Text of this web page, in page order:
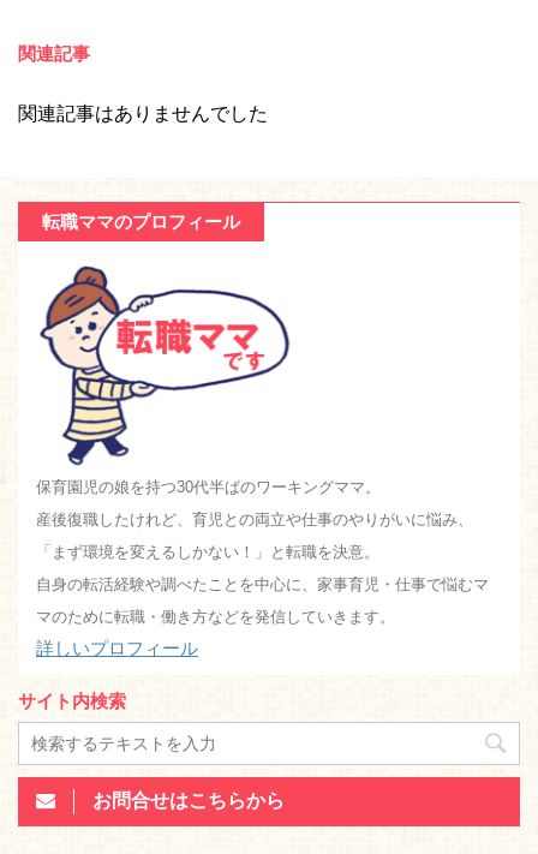
関連記事
関連記事はありませんでした
転職ママのプロフィール
保育園児の娘を持つ30代半ばのワーキングママ。
産後復職したけれど、育児との両立や仕事のやりがいに悩み、
「まず環境を変えるしかない！」と転職を決意。
自身の転活経験や調べたことを中心に、家事育児・仕事で悩むマ
マのために転職・働き方などを発信していきます。
詳しいプロフィール
サイト内検索
お問合せはこちらから